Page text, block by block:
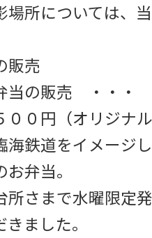
ついては、当
の販売
の販売 ・・・
オリジナル掛
海鉄道をイメージ
弁当。
で水曜限定発
ました。